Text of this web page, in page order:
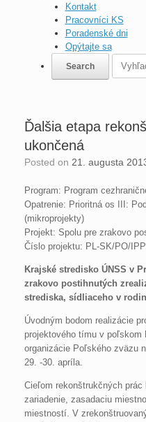
Kontakt
Pracovníci KS
Poradenské dni
Opýtajte sa
Ďalšia etapa
ukončená
Posted on 21. augusta
Program: Program
Opatrenie: Prioritná os III:
(mikroprojekty)
Projekt: Spolu pre zrakovo
Číslo projektu: PL-SK/PO/
Krajské stredisko ÚNSS v
zrakovo postihnutých
strediska, sídliaceho v
Úvodným bodom realizácie
projektového tímu v poľskom
organizácie Poľského zväzu
29. -30. apríla.
Cieľom rekonštrukčných
zariadenie, zasadaciu
miestností. V